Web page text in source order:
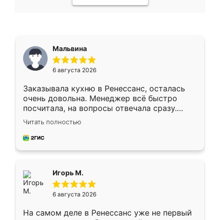
Мальвина
6 августа 2026
Заказывала кухню в Ренессанс, осталась
очень довольна. Менеджер всё быстро
посчитала, на вопросы отвечала сразу.
Замерщик приехал в субботу, подошёл к
делу со всей ответственностью. Собрали
за день, ребята работали аккуратно, даже
Читать полностью
Игорь М.
6 августа 2026
На самом деле в Ренессанс уже не первый